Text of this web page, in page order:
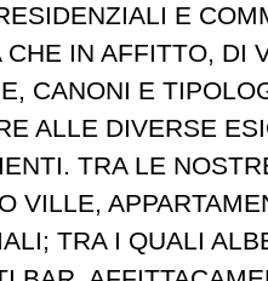
E
CHE IN AFFITTO, DI
CANONI E
ALLE DIVERSE
TRA LE
VILLE,
TRA I QUALI